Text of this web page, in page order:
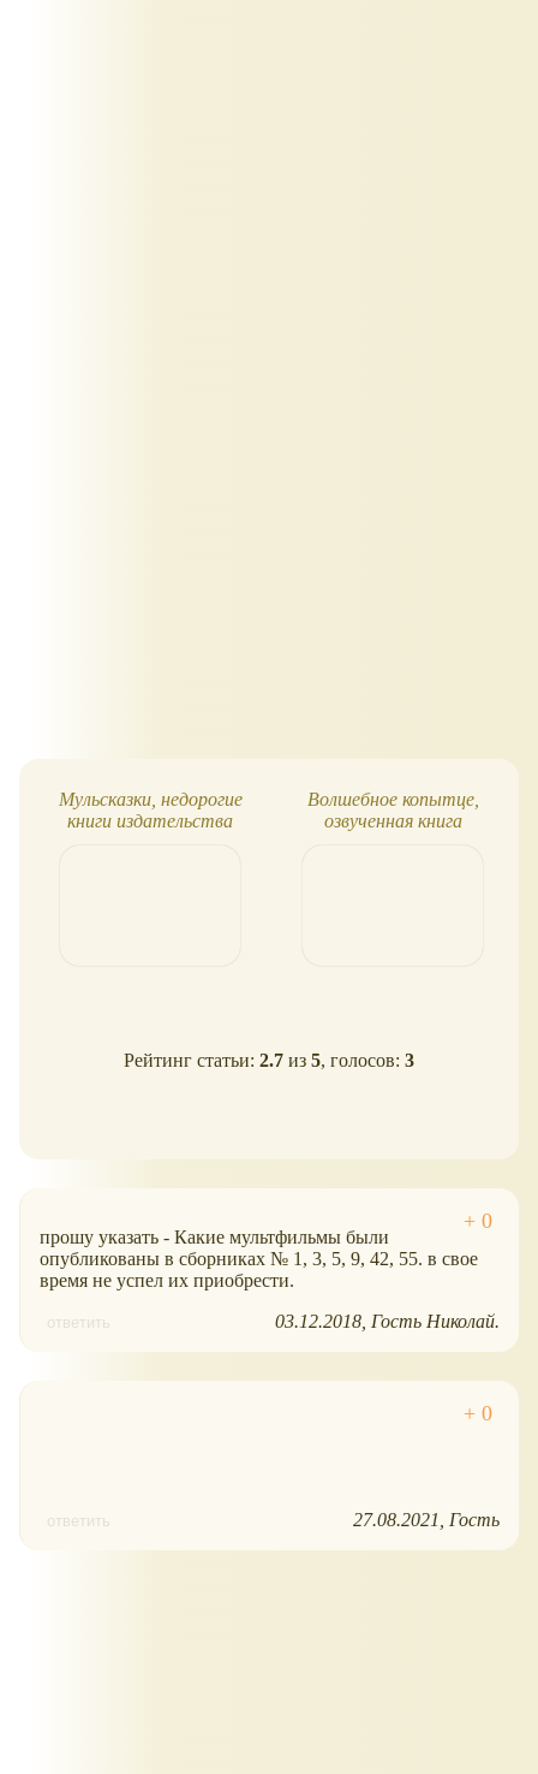
Мульсказки, недорогие
книги издательства
Волшебное копытце,
озвученная книга
Рейтинг статьи: 2.7 из 5, голосов: 3
прошу указать - Какие мультфильмы были
опубликованы в сборниках № 1, 3, 5, 9, 42, 55. в свое
время не успел их приобрести.
ответить 03.12.2018 Гость Николай.
ответить 27.08.2021 Гость